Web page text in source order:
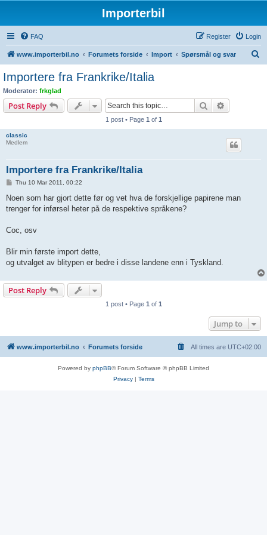
Importerbil
FAQ Login
Register
www.importerbil.no Forumets forside Import Spørsmål og svar
Importere fra Frankrike/Italia
Moderator: frkglad
Post Reply Search
1 post • Page 1 of 1
classic
Medlem
Importere fra Frankrike/Italia
P
s
Thu 10 Mar 2011, 00:22
Noen som har gjort dette før og vet hva de forskjellige papirene man
trenger for inførsel heter på de respektive språkene?
Coc, osv
Blir min første import dette,
og utvalget av blitypen er bedre i disse landene enn i Tyskland.
Post Reply
1 post • Page 1 of 1
Jump to
www.importerbil.no Forumets forside All times are UTC+02:00
Powered by phpBB® Forum Software © phpBB Limited
Privacy| Terms